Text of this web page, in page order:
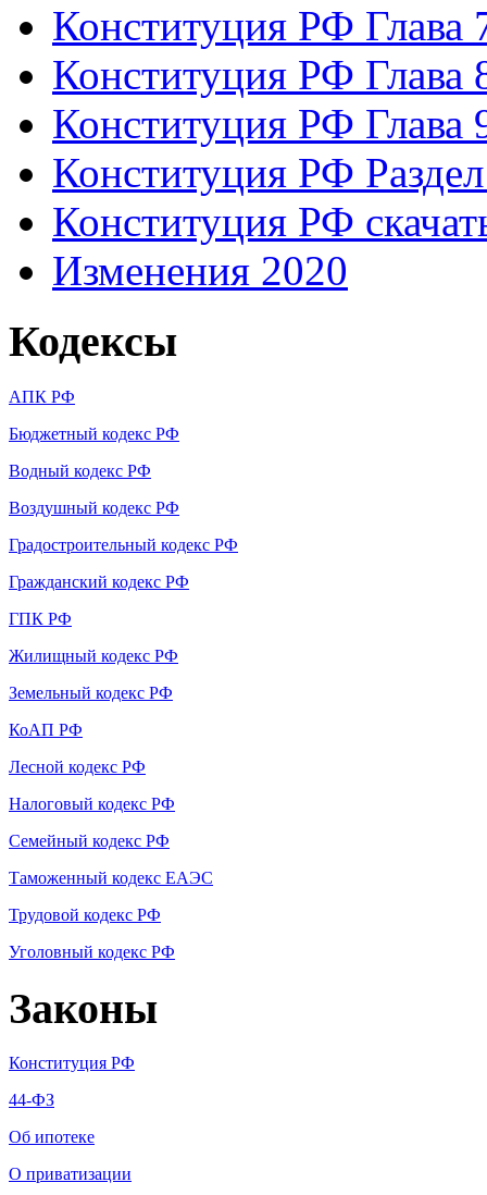
Конституция РФ Глава
Конституция РФ Глава
Конституция РФ Глава
Конституция РФ
Конституция РФ
Изменения 2020
Кодексы
АПК РФ
Бюджетный кодекс РФ
Водный кодекс РФ
Воздушный кодекс РФ
Градостроительный кодекс РФ
Гражданский кодекс РФ
ГПК РФ
Жилищный кодекс РФ
Земельный кодекс РФ
КоАП РФ
Лесной кодекс РФ
Налоговый кодекс РФ
Семейный кодекс РФ
Таможенный кодекс ЕАЭС
Трудовой кодекс РФ
Уголовный кодекс РФ
Законы
Конституция РФ
44-ФЗ
Об ипотеке
О приватизации